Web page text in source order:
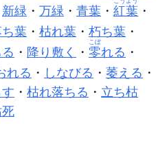
新緑 ・ 万緑 ・ 青葉 ・ 紅葉 ・
葉 ・ 枯れ葉 ・ 朽ち葉 ・
・ 降り敷く ・ 零
こぼ
れる ・
れる ・ しなびる ・ 萎える ・
・ 枯れ落ちる ・ 立ち枯